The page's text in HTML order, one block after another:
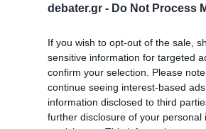
debater.gr - Do Not Process
If you wish to opt-out of the sale,
sensitive information for targeted
confirm your selection. Please
continue seeing interest-based
information disclosed to third
further disclosure of your personal
LIFESTYLE
είναι ο Άαρον
Ο Πιρς Μπρόσναν
δεκαετία του 1990
28.03.2024 - 14:23